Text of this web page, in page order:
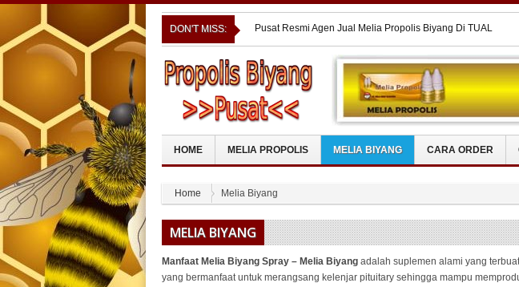
DON'T MISS:
Pusat Resmi Agen Jual Melia Propolis Biyang Di TUAL
Pusat Resmi Agen Jual Melia Propolis Biyang Di DOGIYAI
Pusat Resmi Agen Jual Melia Propolis Biyang SUKOHARJO
Pusat Resmi Agen Jual Melia Propolis Biyang TEBET
Pusat Resmi Agen Jual Melia Propolis Biyang KAIMANA
HOME MELIA PROPOLIS MELIA BIYANG CARA ORDER
Home Melia Biyang
MELIA BIYANG
Manfaat Melia Biyang Spray – Melia Biyang adalah suplemen alami yang
yang bermanfaat untuk merangsang kelenjar pituitary sehingga mampu